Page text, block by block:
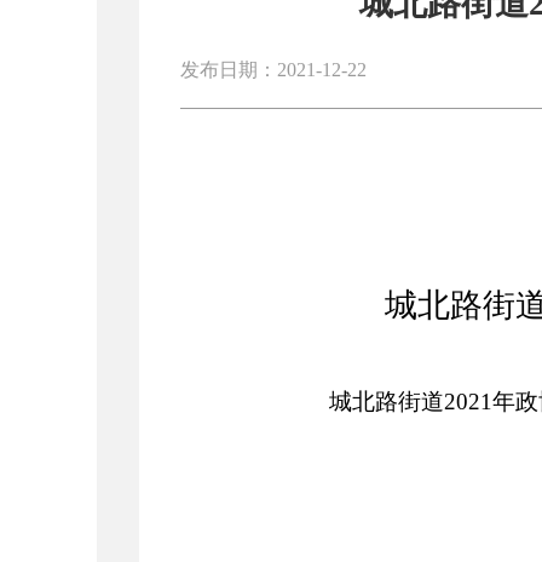
发布日期：2021-12-22
城北路街
城北路街道2021年